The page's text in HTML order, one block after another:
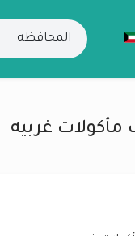
غربيه